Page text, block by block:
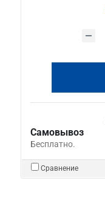
Самовывоз
Бесплатно.
Сравнение